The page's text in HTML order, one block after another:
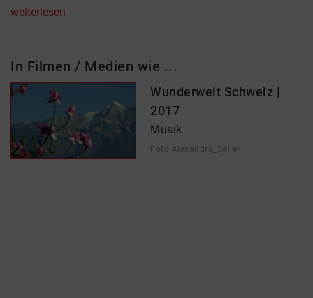
weiterlesen
In Filmen / Medien wie ...
Wunderwelt Schweiz |
2017
Musik
Foto Alexandra_Sailer